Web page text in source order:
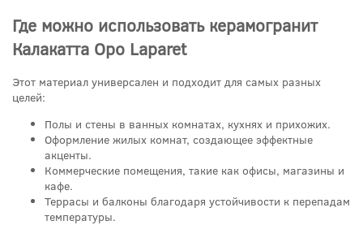
Где можно использовать керамогранит
Калакатта Оро Laparet
Этот материал универсален и подходит для самых разных
целей:
Полы и стены в ванных комнатах, кухнях и прихожих.
Оформление жилых комнат, создающее эффектные
акценты.
Коммерческие помещения, такие как офисы, магазины и
кафе.
Террасы и балконы благодаря устойчивости к перепадам
температуры.